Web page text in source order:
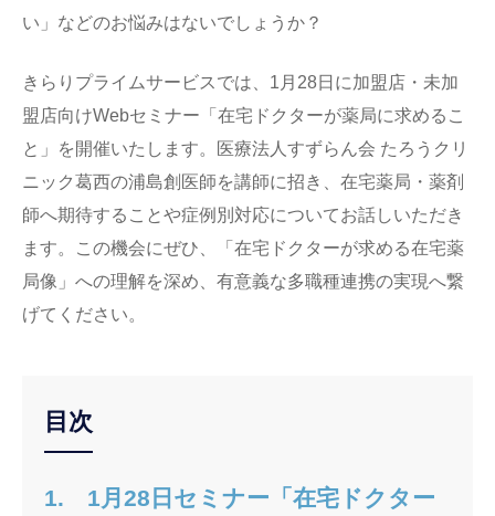
い」などのお悩みはないでしょうか？
きらりプライムサービスでは、1月28日に加盟店・未加
盟店向けWebセミナー「在宅ドクターが薬局に求めるこ
と」を開催いたします。医療法人すずらん会 たろうクリ
ニック葛西の浦島創医師を講師に招き、在宅薬局・薬剤
師へ期待することや症例別対応についてお話しいただき
ます。この機会にぜひ、「在宅ドクターが求める在宅薬
局像」への理解を深め、有意義な多職種連携の実現へ繋
げてください。
目次
1. 1月28日セミナー「在宅ドクター